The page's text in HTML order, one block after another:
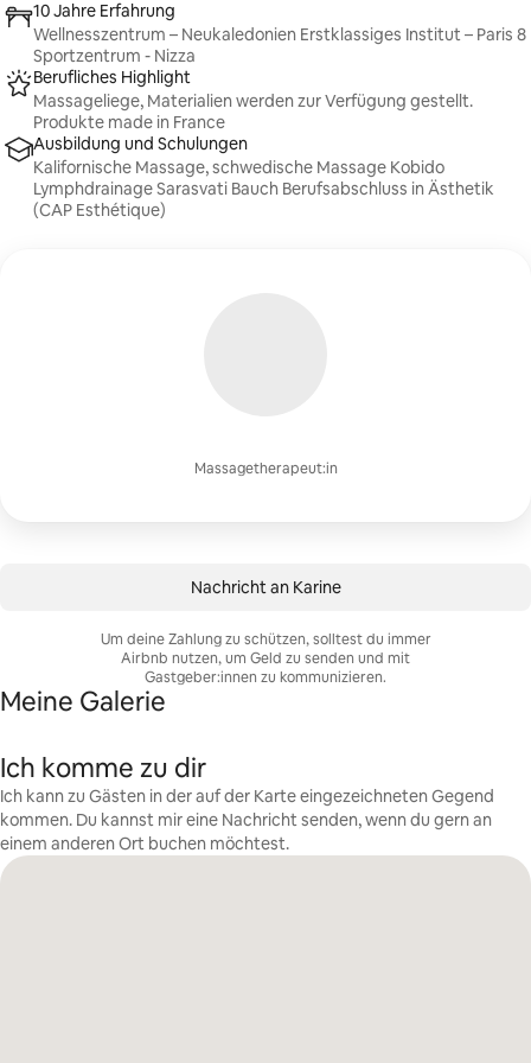
Massagetherapeut:in
10 Jahre Erfahrung
Wellnesszentrum – Neukaledonien Erstklassiges Institut – Paris 8
Sportzentrum - Nizza
Berufliches Highlight
Massageliege, Materialien werden zur Verfügung gestellt.
Produkte made in France
Ausbildung und Schulungen
Kalifornische Massage, schwedische Massage Kobido
Lymphdrainage Sarasvati Bauch Berufsabschluss in Ästhetik
(CAP Esthétique)
Nachricht an Karine
Um deine Zahlung zu schützen, solltest du immer
Airbnb nutzen, um Geld zu senden und mit
Gastgeber:innen zu kommunizieren.
Meine Galerie
Ich komme zu dir
Ich kann zu Gästen in der auf der Karte eingezeichneten Gegend
kommen. Du kannst mir eine Nachricht senden, wenn du gern an
einem anderen Ort buchen möchtest.